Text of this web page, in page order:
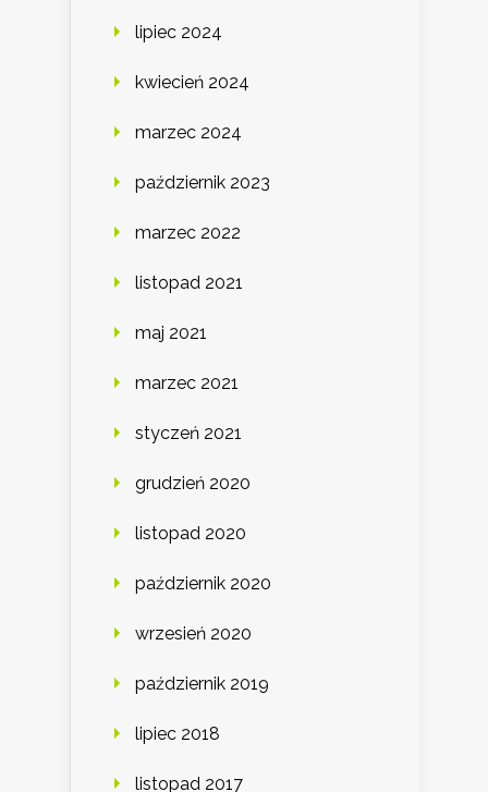
lipiec 2024
kwiecień 2024
marzec 2024
październik 2023
marzec 2022
listopad 2021
maj 2021
marzec 2021
styczeń 2021
grudzień 2020
listopad 2020
październik 2020
wrzesień 2020
październik 2019
lipiec 2018
listopad 2017